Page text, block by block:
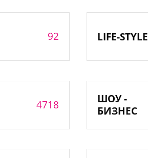
92 LIFE-STYLE
4718
ШОУ -
БИЗНЕС